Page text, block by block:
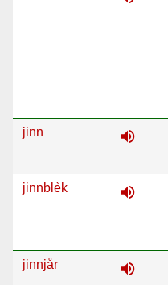
jinn volume_up
jinnblèk volume_up
jinnjår volume_up